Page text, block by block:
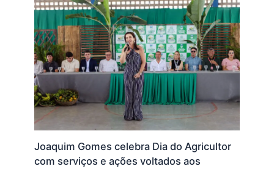
Joaquim Gomes celebra Dia do Agricultor
com serviços e ações voltados aos